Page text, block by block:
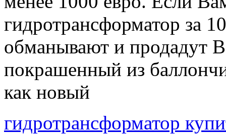
гидротрансформатор за
обманывают и продадут
покрашенный из
как новый
гидротрансформатор